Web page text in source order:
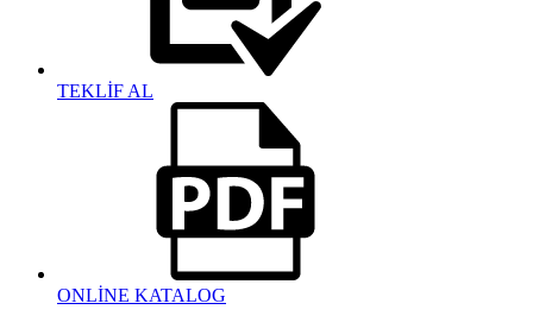
TEKLİF AL
ONLİNE KATALOG